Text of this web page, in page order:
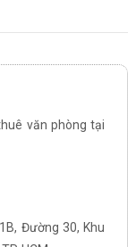
văn phòng tại
Đường 30, Khu